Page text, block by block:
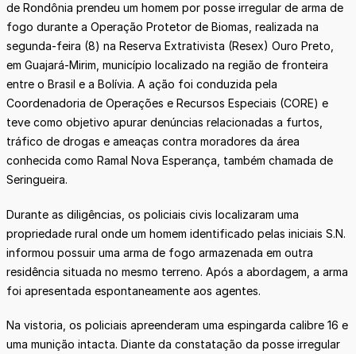
de Rondônia prendeu um homem por posse irregular de arma de
fogo durante a Operação Protetor de Biomas, realizada na
segunda-feira (8) na Reserva Extrativista (Resex) Ouro Preto,
em Guajará-Mirim, município localizado na região de fronteira
entre o Brasil e a Bolívia. A ação foi conduzida pela
Coordenadoria de Operações e Recursos Especiais (CORE) e
teve como objetivo apurar denúncias relacionadas a furtos,
tráfico de drogas e ameaças contra moradores da área
conhecida como Ramal Nova Esperança, também chamada de
Seringueira.
Durante as diligências, os policiais civis localizaram uma
propriedade rural onde um homem identificado pelas iniciais S.N.
informou possuir uma arma de fogo armazenada em outra
residência situada no mesmo terreno. Após a abordagem, a arma
foi apresentada espontaneamente aos agentes.
Na vistoria, os policiais apreenderam uma espingarda calibre 16 e
uma munição intacta. Diante da constatação da posse irregular